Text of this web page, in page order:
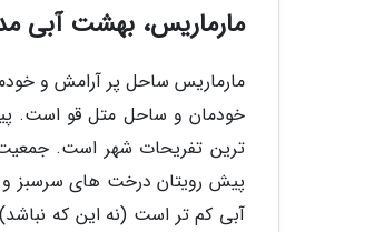
مارماریس، بهشت آبی
مارماریس ساحل پر آرامش و
خودمان و ساحل متل قو است.
ترین تفریحات شهر است.
پیش رویتان درخت های سرسبز و
آبی کم تر است (نه این که